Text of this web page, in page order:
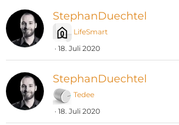
StephanDuechtel
LifeSmart
18. Juli 2020
StephanDuechtel
Tedee
18. Juli 2020